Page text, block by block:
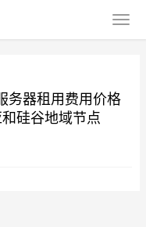
务器租用费用价格
硅谷地域节点